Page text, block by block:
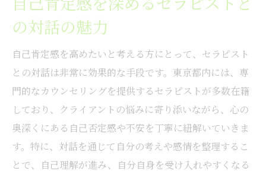
の対話の魅力
自己肯定感を高めたいと考える方にとって、セラピスト
との対話は非常に効果的な手段です。東京都内には、専
門的なカウンセリングを提供するセラピストが多数在籍
しており、クライアントの悩みに寄り添いながら、心の
奥深くにある自己否定感や不安を丁寧に紐解いていきま
す。特に、対話を通じて自分の考えや感情を整理するこ
とで、自己理解が進み、自分自身を受け入れやすくなる